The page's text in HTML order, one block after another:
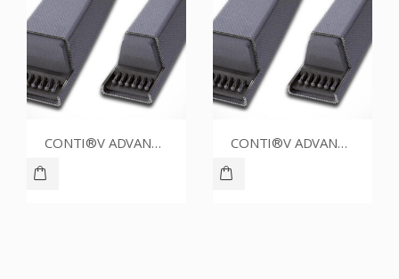
CONTI®V ADVANCE SPZ1737CR CONTI®V ADVANCE SPZ1412CR